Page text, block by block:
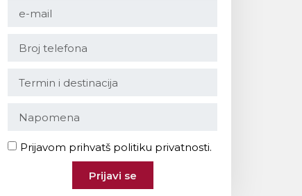
Prijavom prihvatš politiku privatnosti.
Prijavi se